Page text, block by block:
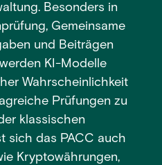
Besonders in
Gemeinsame
und Beiträgen
KI-Modelle
Wahrscheinlichkeit
Prüfungen zu
klassischen
sich das PACC auch
Kryptowährungen,